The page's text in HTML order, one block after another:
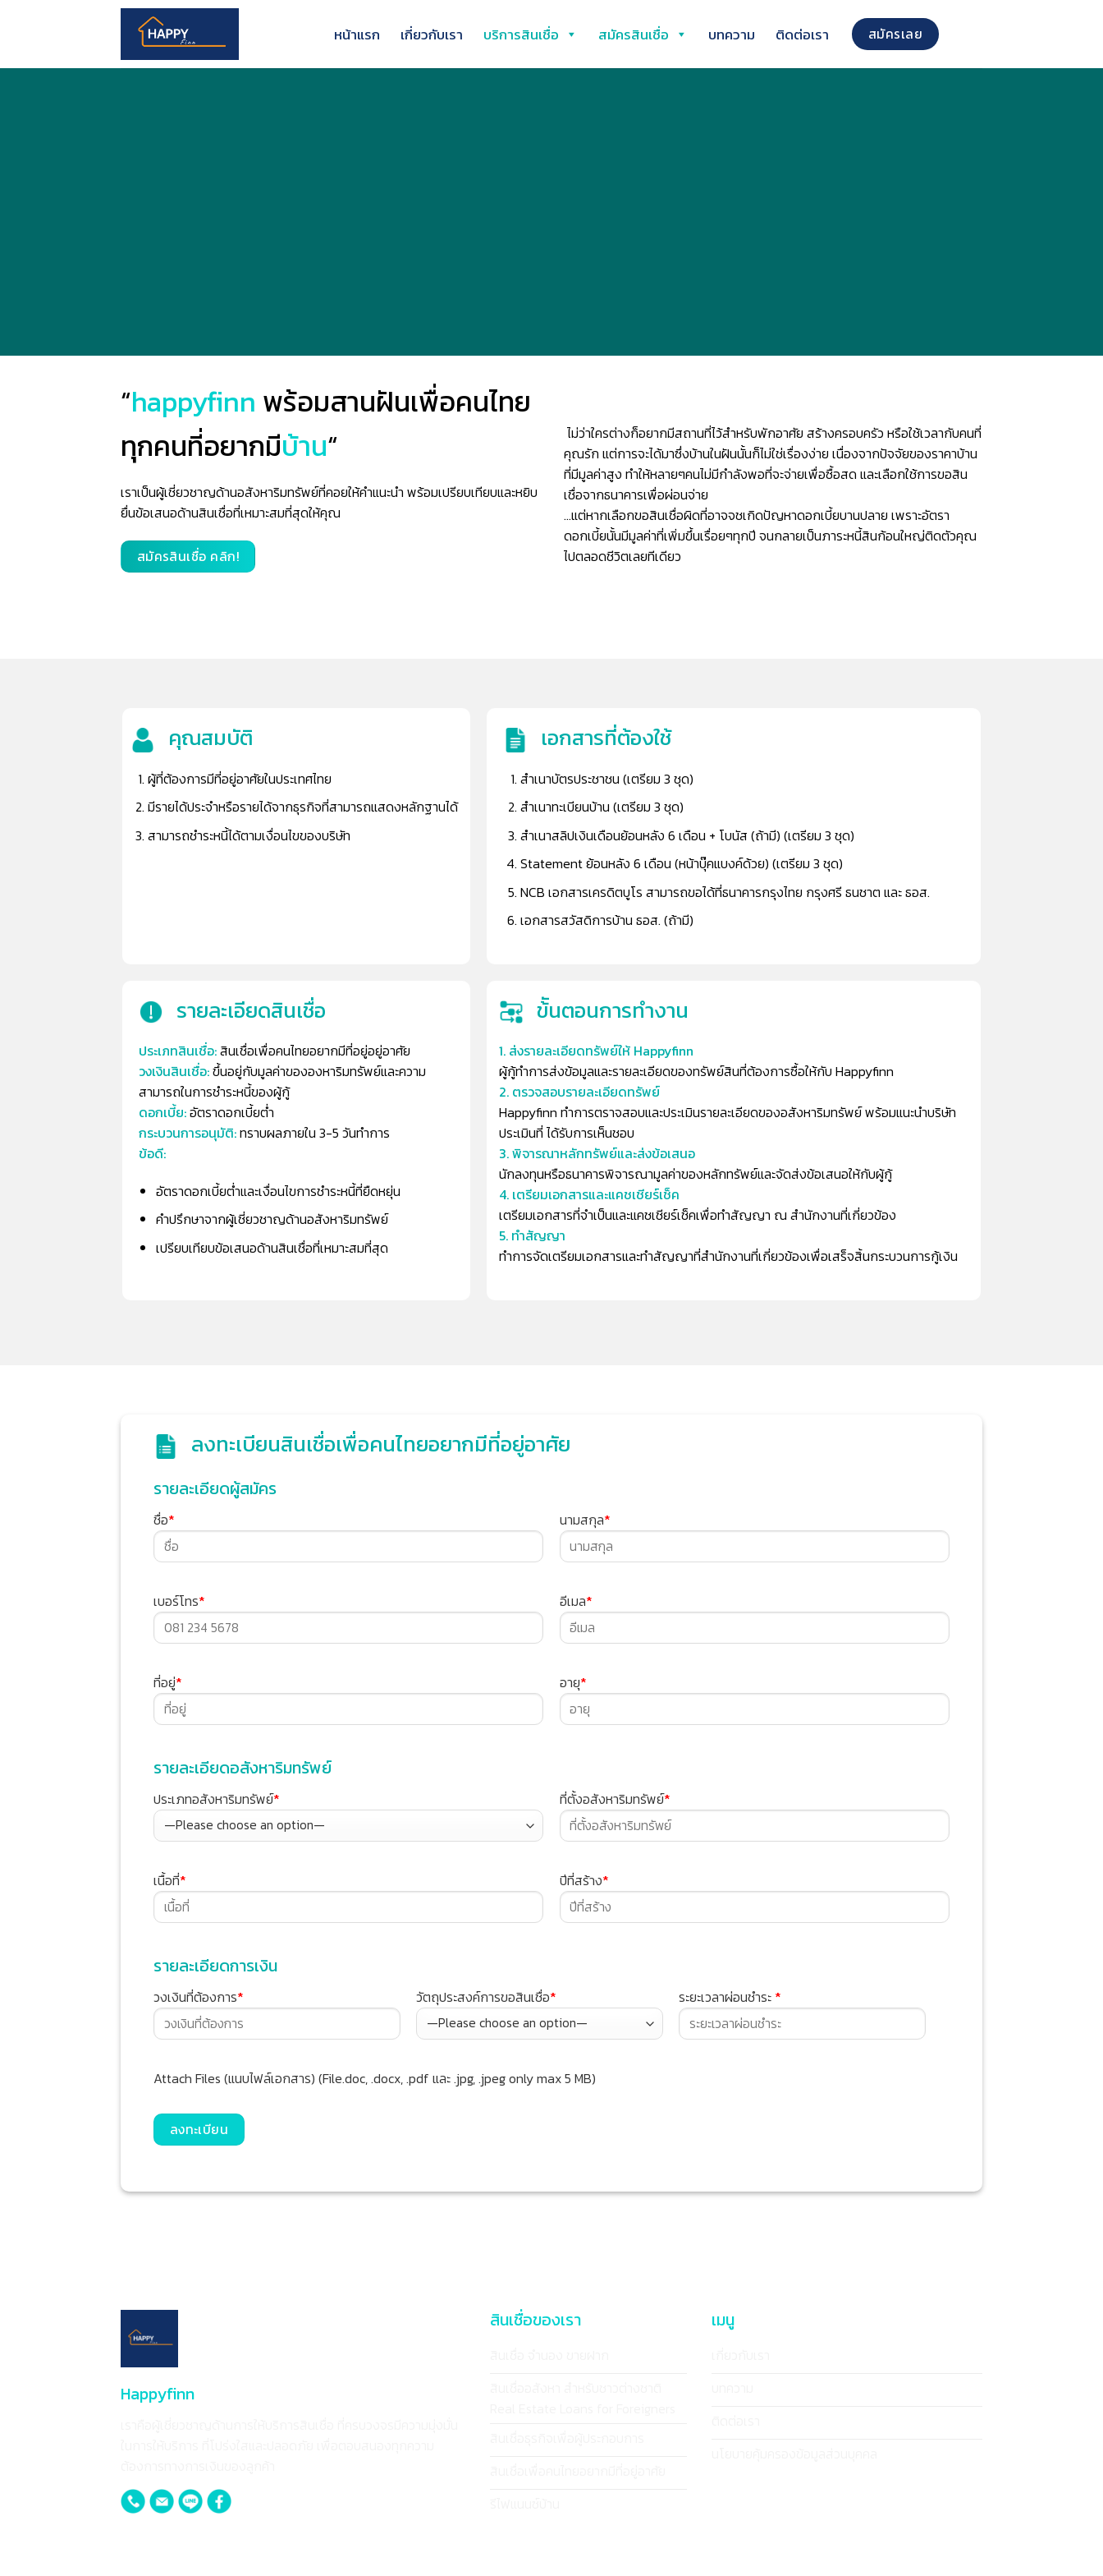
หน้าแรก เกี่ยวกับเรา บริการสินเชื่อ สมัครสินเชื่อ บทความ ติดต่อเรา สมัครเลย
“happyfinn พร้อมสานฝันเพื่อคนไทย
ทุกคนที่อยากมีบ้าน“
เราเป็นผู้เชี่ยวชาญด้านอสังหาริมทรัพย์ที่คอยให้คำแนะนำ พร้อมเปรียบเทียบและหยิบ
ยื่นข้อเสนอด้านสินเชื่อที่เหมาะสมที่สุดให้คุณ
สมัครสินเชื่อ คลิก!
ไม่ว่าใครต่างก็อยากมีสถานที่ไว้สำหรับพักอาศัย สร้างครอบครัว หรือใช้เวลากับคนที่
คุณรัก แต่การจะได้มาซึ่งบ้านในฝันนั้นก็ไม่ใช่เรื่องง่าย เนื่องจากปัจจัยของราคาบ้าน
ที่มีมูลค่าสูง ทำให้หลายๆคนไม่มีกำลังพอที่จะจ่ายเพื่อซื้อสด และเลือกใช้การขอสิน
เชื่อจากธนาคารเพื่อผ่อนจ่าย
…แต่หากเลือกขอสินเชื่อผิดที่อาจจชเกิดปัญหาดอกเบี้ยบานปลาย เพราะอัตรา
ดอกเบี้ยนั้นมีมูลค่าที่เพิ่มขึ้นเรื่อยๆทุกปี จนกลายเป็นภาระหนี้สินก้อนใหญ่ติดตัวคุณ
ไปตลอดชีวิตเลยทีเดียว
คุณสมบัติ
ผู้ที่ต้องการมีที่อยู่อาศัยในประเทศไทย
มีรายได้ประจำหรือรายได้จากธุรกิจที่สามารถแสดงหลักฐานได้
สามารถชำระหนี้ได้ตามเงื่อนไขของบริษัท
เอกสารที่ต้องใช้
สำเนาบัตรประชาชน (เตรียม 3 ชุด)
สำเนาทะเบียนบ้าน (เตรียม 3 ชุด)
สำเนาสลิปเงินเดือนย้อนหลัง 6 เดือน + โบนัส (ถ้ามี) (เตรียม 3 ชุด)
Statement ย้อนหลัง 6 เดือน (หน้าบุ๊คแบงค์ด้วย) (เตรียม 3 ชุด)
NCB เอกสารเครดิตบูโร สามารถขอได้ที่ธนาคารกรุงไทย กรุงศรี ธนชาต และ ธอส.
เอกสารสวัสดิการบ้าน ธอส. (ถ้ามี)
รายละเอียดสินเชื่อ
ประเภทสินเชื่อ:สินเชื่อเพื่อคนไทยอยากมีที่อยู่อยู่อาศัย
วงเงินสินเชื่อ:ขึ้นอยู่กับมูลค่าขององหาริมทรัพย์และความ
สามารถในการชำระหนี้ของผู้กู้
ดอกเบี้ย:อัตราดอกเบี้ยต่ำ
กระบวนการอนุมัติ:ทราบผลภายใน 3-5 วันทำการ
ข้อดี:
อัตราดอกเบี้ยต่ำและเงื่อนไขการชำระหนี้ที่ยืดหยุ่น
คำปรึกษาจากผู้เชี่ยวชาญด้านอสังหาริมทรัพย์
เปรียบเทียบข้อเสนอด้านสินเชื่อที่เหมาะสมที่สุด
ข้ันตอนการทํางาน
1. ส่งรายละเอียดทรัพย์ให้ Happyfinn
ผู้กู้ทำการส่งข้อมูลและรายละเอียดของทรัพย์สินที่ต้องการซื้อให้กับ Happyfinn
2. ตรวจสอบรายละเอียดทรัพย์
Happyfinn ทำการตราจสอบและประเมินรายละเอียดของอสังหาริมทรัพย์ พร้อมแนะนำบริษัท
ประเมินที่ ได้รับการเห็นชอบ
3. พิจารณาหลักทรัพย์และส่งข้อเสนอ
นักลงทุนหรือธนาคารพิจารณามูลค่าของหลักทรัพย์และจัดส่งข้อเสนอให้กับผู้กู้
4. เตรียมเอกสารและแคชเชียร์เช็ค
เตรียมเอกสารที่จำเป็นและแคชเชียร์เช็คเพื่อทำสัญญา ณ สำนักงานที่เกี่ยวข้อง
5. ทำสัญญา
ทำการจัดเตรียมเอกสารและทำสัญญาที่สำนักงานที่เกี่ยวข้องเพื่อเสร็จสิ้นกระบวนการกู้เงิน
ลงทะเบียนสินเชื่อเพื่อคนไทยอยากมีที่อยู่อาศัย
รายละเอียดผู้สมัคร
ชื่อ* นามสกุล*
เบอร์โทร* อีเมล*
ที่อยู่* อายุ*
รายละเอียดอสังหาริมทรัพย์
ประเภทอสังหาริมทรัพย์* ที่ตั้งอสังหาริมทรัพย์*
เนื้อที่* ปีที่สร้าง*
รายละเอียดการเงิน
วงเงินที่ต้องการ* วัตถุประสงค์การขอสินเชื่อ* ระยะเวลาผ่อนชำระ *
Attach Files (แนบไฟล์เอกสาร) (File.doc, .docx, .pdf และ .jpg, .jpeg only max 5 MB)
Happyfinn
สินเชื่อของเรา เมนู